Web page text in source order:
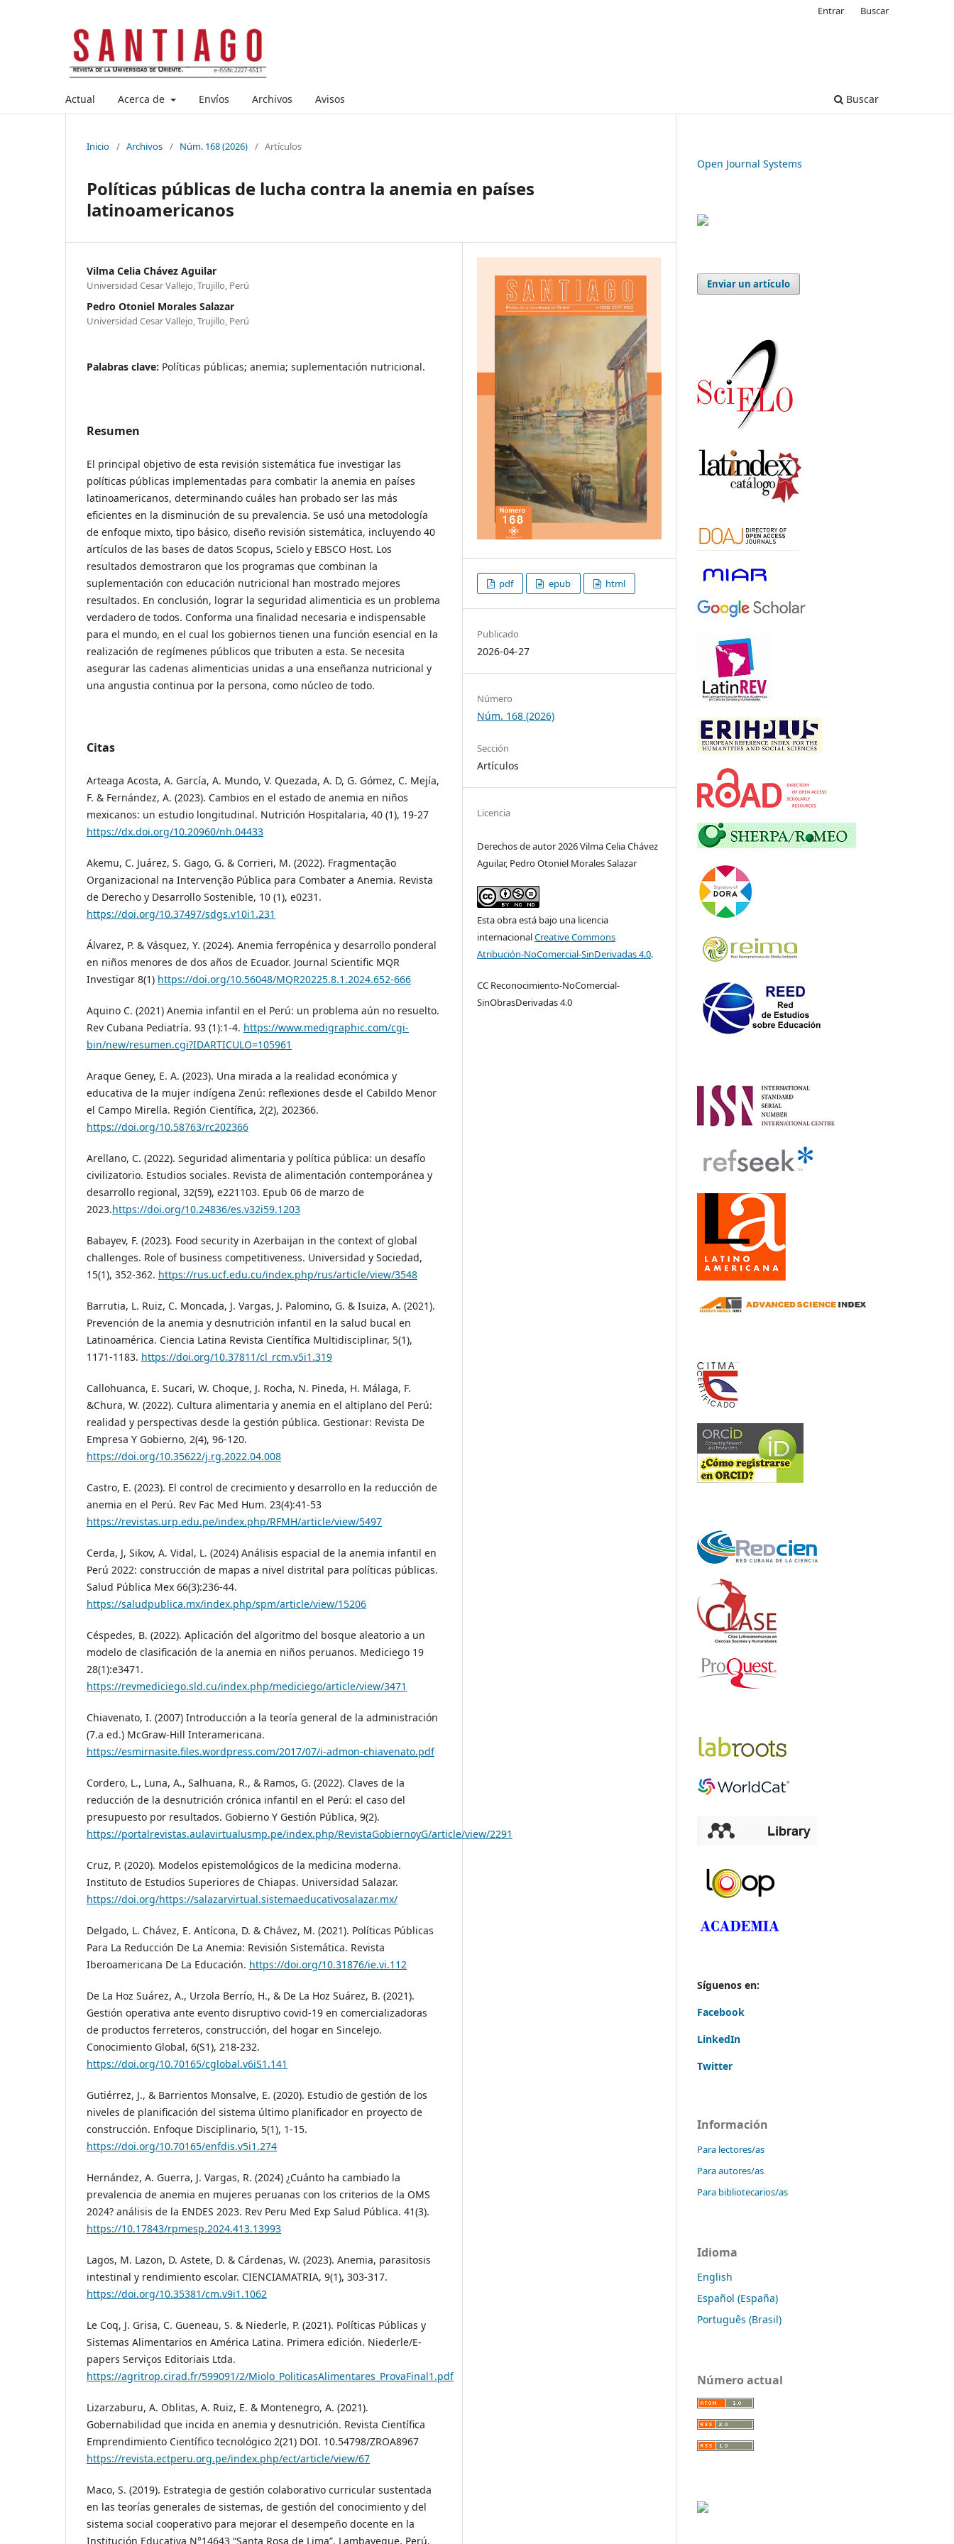
Actual Acerca de Envíos Archivos Avisos Buscar
Entrar Buscar
Inicio / Archivos / Núm. 168 (2026) / Artículos
Políticas públicas de lucha contra la anemia en países
latinoamericanos
Vilma Celia Chávez Aguilar
Universidad Cesar Vallejo, Trujillo, Perú
Pedro Otoniel Morales Salazar
Universidad Cesar Vallejo, Trujillo, Perú
Palabras clave: Políticas públicas; anemia; suplementación nutricional.
Resumen
El principal objetivo de esta revisión sistemática fue investigar las
políticas públicas implementadas para combatir la anemia en países
latinoamericanos, determinando cuáles han probado ser las más
eficientes en la disminución de su prevalencia. Se usó una metodología
de enfoque mixto, tipo básico, diseño revisión sistemática, incluyendo 40
artículos de las bases de datos Scopus, Scielo y EBSCO Host. Los
resultados demostraron que los programas que combinan la
suplementación con educación nutricional han mostrado mejores
resultados. En conclusión, lograr la seguridad alimenticia es un problema
verdadero de todos. Conforma una finalidad necesaria e indispensable
para el mundo, en el cual los gobiernos tienen una función esencial en la
realización de regímenes públicos que tributen a esta. Se necesita
asegurar las cadenas alimenticias unidas a una enseñanza nutricional y
una angustia continua por la persona, como núcleo de todo.
Citas
Arteaga Acosta, A. García, A. Mundo, V. Quezada, A. D, G. Gómez, C. Mejía,
F. & Fernández, A. (2023). Cambios en el estado de anemia en niños
mexicanos: un estudio longitudinal. Nutrición Hospitalaria, 40 (1), 19-27
https://dx.doi.org/10.20960/nh.04433
Akemu, C. Juárez, S. Gago, G. & Corrieri, M. (2022). Fragmentação
Organizacional na Intervenção Pública para Combater a Anemia. Revista
de Derecho y Desarrollo Sostenible, 10 (1), e0231.
https://doi.org/10.37497/sdgs.v10i1.231
Álvarez, P. & Vásquez, Y. (2024). Anemia ferropénica y desarrollo ponderal
en niños menores de dos años de Ecuador. Journal Scientific MQR
Investigar 8(1) https://doi.org/10.56048/MQR20225.8.1.2024.652-666
Aquino C. (2021) Anemia infantil en el Perú: un problema aún no resuelto.
Rev Cubana Pediatría. 93 (1):1-4. https://www.medigraphic.com/cgi-
bin/new/resumen.cgi?IDARTICULO=105961
Araque Geney, E. A. (2023). Una mirada a la realidad económica y
educativa de la mujer indígena Zenú: reflexiones desde el Cabildo Menor
el Campo Mirella. Región Científica, 2(2), 202366.
https://doi.org/10.58763/rc202366
Arellano, C. (2022). Seguridad alimentaria y política pública: un desafío
civilizatorio. Estudios sociales. Revista de alimentación contemporánea y
desarrollo regional, 32(59), e221103. Epub 06 de marzo de
2023.https://doi.org/10.24836/es.v32i59.1203
Babayev, F. (2023). Food security in Azerbaijan in the context of global
challenges. Role of business competitiveness. Universidad y Sociedad,
15(1), 352-362. https://rus.ucf.edu.cu/index.php/rus/article/view/3548
Barrutia, L. Ruiz, C. Moncada, J. Vargas, J. Palomino, G. & Isuiza, A. (2021).
Prevención de la anemia y desnutrición infantil en la salud bucal en
Latinoamérica. Ciencia Latina Revista Científica Multidisciplinar, 5(1),
1171-1183. https://doi.org/10.37811/cl_rcm.v5i1.319
Callohuanca, E. Sucari, W. Choque, J. Rocha, N. Pineda, H. Málaga, F.
&Chura, W. (2022). Cultura alimentaria y anemia en el altiplano del Perú:
realidad y perspectivas desde la gestión pública. Gestionar: Revista De
Empresa Y Gobierno, 2(4), 96-120.
https://doi.org/10.35622/j.rg.2022.04.008
Castro, E. (2023). El control de crecimiento y desarrollo en la reducción de
anemia en el Perú. Rev Fac Med Hum. 23(4):41-53
https://revistas.urp.edu.pe/index.php/RFMH/article/view/5497
Cerda, J, Sikov, A. Vidal, L. (2024) Análisis espacial de la anemia infantil en
Perú 2022: construcción de mapas a nivel distrital para políticas públicas.
Salud Pública Mex 66(3):236-44.
https://saludpublica.mx/index.php/spm/article/view/15206
Céspedes, B. (2022). Aplicación del algoritmo del bosque aleatorio a un
modelo de clasificación de la anemia en niños peruanos. Mediciego 19
28(1):e3471.
https://revmediciego.sld.cu/index.php/mediciego/article/view/3471
Chiavenato, I. (2007) Introducción a la teoría general de la administración
(7.a ed.) McGraw-Hill Interamericana.
https://esmirnasite.files.wordpress.com/2017/07/i-admon-chiavenato.pdf
Cordero, L., Luna, A., Salhuana, R., & Ramos, G. (2022). Claves de la
reducción de la desnutrición crónica infantil en el Perú: el caso del
presupuesto por resultados. Gobierno Y Gestión Pública, 9(2).
https://portalrevistas.aulavirtualusmp.pe/index.php/RevistaGobiernoyG/article/view/2291
Cruz, P. (2020). Modelos epistemológicos de la medicina moderna.
Instituto de Estudios Superiores de Chiapas. Universidad Salazar.
https://doi.org/https://salazarvirtual.sistemaeducativosalazar.mx/
Delgado, L. Chávez, E. Antícona, D. & Chávez, M. (2021). Políticas Públicas
Para La Reducción De La Anemia: Revisión Sistemática. Revista
Iberoamericana De La Educación. https://doi.org/10.31876/ie.vi.112
De La Hoz Suárez, A., Urzola Berrío, H., & De La Hoz Suárez, B. (2021).
Gestión operativa ante evento disruptivo covid-19 en comercializadoras
de productos ferreteros, construcción, del hogar en Sincelejo.
Conocimiento Global, 6(S1), 218-232.
https://doi.org/10.70165/cglobal.v6iS1.141
Gutiérrez, J., & Barrientos Monsalve, E. (2020). Estudio de gestión de los
niveles de planificación del sistema último planificador en proyecto de
construcción. Enfoque Disciplinario, 5(1), 1-15.
https://doi.org/10.70165/enfdis.v5i1.274
Hernández, A. Guerra, J. Vargas, R. (2024) ¿Cuánto ha cambiado la
prevalencia de anemia en mujeres peruanas con los criterios de la OMS
2024? análisis de la ENDES 2023. Rev Peru Med Exp Salud Pública. 41(3).
https://10.17843/rpmesp.2024.413.13993
Lagos, M. Lazon, D. Astete, D. & Cárdenas, W. (2023). Anemia, parasitosis
intestinal y rendimiento escolar. CIENCIAMATRIA, 9(1), 303-317.
https://doi.org/10.35381/cm.v9i1.1062
Le Coq, J. Grisa, C. Gueneau, S. & Niederle, P. (2021). Políticas Públicas y
Sistemas Alimentarios en América Latina. Primera edición. Niederle/E-
papers Serviços Editoriais Ltda.
https://agritrop.cirad.fr/599091/2/Miolo_PoliticasAlimentares_ProvaFinal1.pdf
Lizarzaburu, A. Oblitas, A. Ruiz, E. & Montenegro, A. (2021).
Gobernabilidad que incida en anemia y desnutrición. Revista Científica
Emprendimiento Científico tecnológico 2(21) DOI. 10.54798/ZROA8967
https://revista.ectperu.org.pe/index.php/ect/article/view/67
Maco, S. (2019). Estrategia de gestión colaborativo curricular sustentada
en las teorías generales de sistemas, de gestión del conocimiento y del
sistema social cooperativo para mejorar el desempeño docente en la
Institución Educativa N°14643 “Santa Rosa de Lima”. Lambayeque, Perú.
pdf epub html
Publicado
2026-04-27
Número
Núm. 168 (2026)
Sección
Artículos
Licencia
Derechos de autor 2026 Vilma Celia Chávez
Aguilar, Pedro Otoniel Morales Salazar
Esta obra está bajo una licencia
internacionalCreative Commons
Atribución-NoComercial-SinDerivadas 4.0.
CC Reconocimiento-NoComercial-
SinObrasDerivadas 4.0
Open Journal Systems
Enviar un artículo
Síguenos en:
Facebook
LinkedIn
Twitter
Información
Para lectores/as
Para autores/as
Para bibliotecarios/as
Idioma
English
Español (España)
Português (Brasil)
Número actual